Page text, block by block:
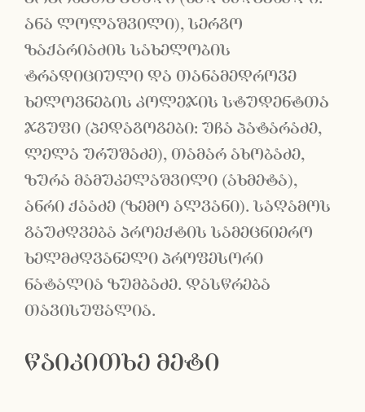
ანა ლოლაშვილი), სერგო
ზაქარიაძის სახელობის
ტრადიციული და თანამედროვე
ხელოვნების კოლეჯის სტუდენტთა
ჯგუფი (პედაგოგები: უჩა პატარაძე,
ლელა ურუშაძე), თამარ ახობაძე,
ზურა მამუკელაშვილი (ახმეტა),
ანრი ქააძე (ზემო ალვანი). საღამოს
გაუძღვება პროექტის სამეცნიერო
ხელმძღვანელი პროფესორი
ნატალია ზუმბაძე. დასწრება
თავისუფალია.
წაიკითხე მეტი